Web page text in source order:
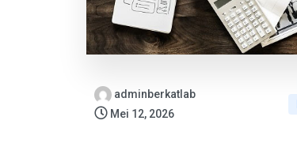
adminberkatlab
Mei 12, 2026